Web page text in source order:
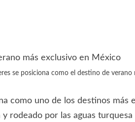
se posiciona como el destino de
como uno de los destinos
rodeado por las aguas